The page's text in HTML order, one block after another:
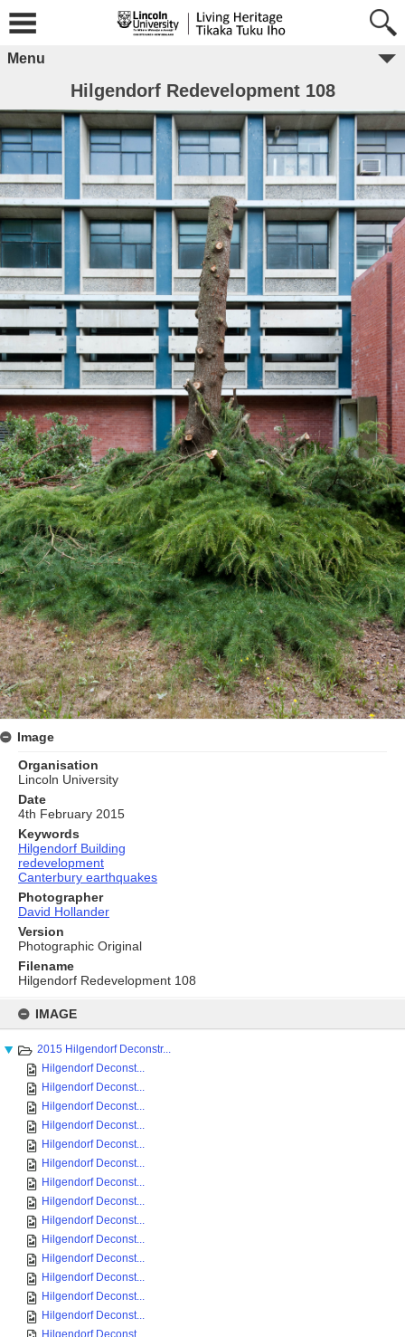
content
IMAGE
2015 Hilgendorf Deconstr...
Hilgendorf Deconst...
Hilgendorf Deconst...
Hilgendorf Deconst...
Hilgendorf Deconst...
Hilgendorf Deconst...
Hilgendorf Deconst...
Hilgendorf Deconst...
Hilgendorf Deconst...
Hilgendorf Deconst...
Hilgendorf Deconst...
Hilgendorf Deconst...
Hilgendorf Deconst...
Hilgendorf Deconst...
Hilgendorf Deconst...
Hilgendorf Deconst...
Menu
Hilgendorf Redevelopment 108
Image
Organisation
Lincoln University
Date
4th February 2015
Keywords
Hilgendorf Building
redevelopment
Canterbury earthquakes
Photographer
David Hollander
Version
Photographic Original
Filename
Hilgendorf Redevelopment 108